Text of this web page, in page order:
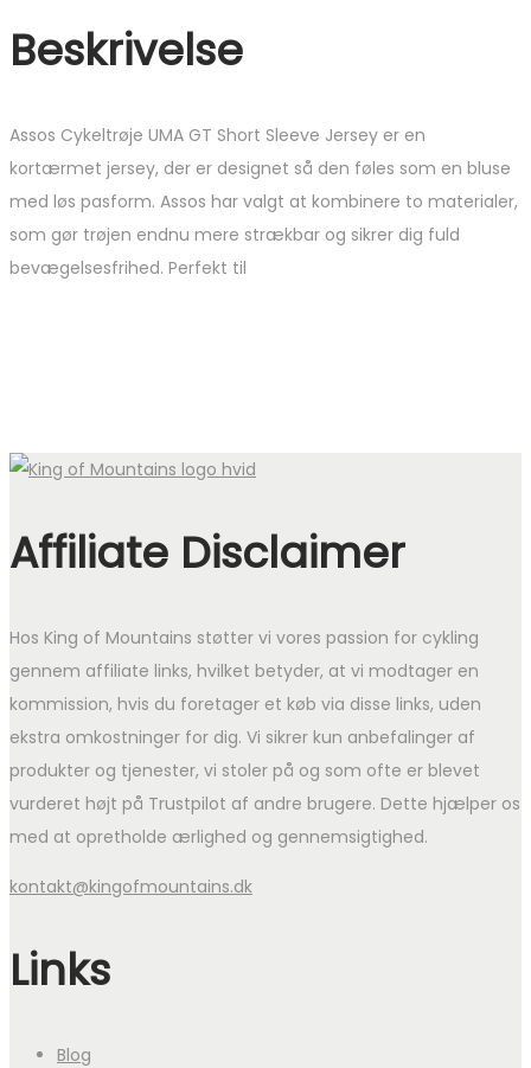
Beskrivelse
Assos Cykeltrøje UMA GT Short Sleeve Jersey er en
kortærmet jersey, der er designet så den føles som en bluse
med løs pasform. Assos har valgt at kombinere to materialer,
som gør trøjen endnu mere strækbar og sikrer dig fuld
bevægelsesfrihed. Perfekt til
Affiliate Disclaimer
Hos King of Mountains støtter vi vores passion for cykling
gennem affiliate links, hvilket betyder, at vi modtager en
kommission, hvis du foretager et køb via disse links, uden
ekstra omkostninger for dig. Vi sikrer kun anbefalinger af
produkter og tjenester, vi stoler på og som ofte er blevet
vurderet højt på Trustpilot af andre brugere. Dette hjælper os
med at opretholde ærlighed og gennemsigtighed.
kontakt@kingofmountains.dk
Links
Blog